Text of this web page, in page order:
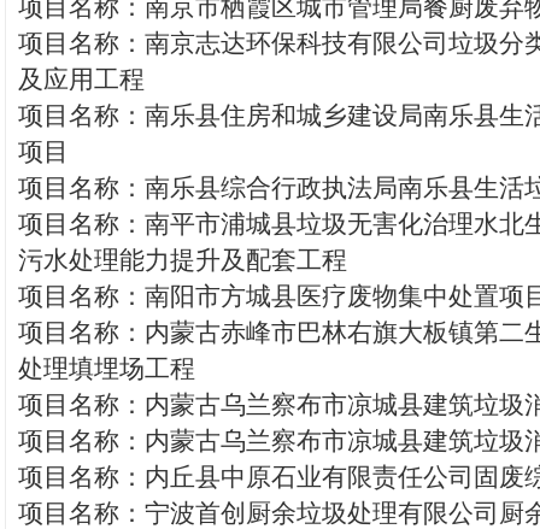
项目名称：南京市栖霞区城市管理局餐厨废弃
项目名称：南京志达环保科技有限公司垃圾分
及应用工程
项目名称：南乐县住房和城乡建设局南乐县生
项目
项目名称：南乐县综合行政执法局南乐县生活
项目名称：南平市浦城县垃圾无害化治理水北
污水处理能力提升及配套工程
项目名称：南阳市方城县医疗废物集中处置项
项目名称：内蒙古赤峰市巴林右旗大板镇第二
处理填埋场工程
项目名称：内蒙古乌兰察布市凉城县建筑垃圾
项目名称：内蒙古乌兰察布市凉城县建筑垃圾
项目名称：内丘县中原石业有限责任公司固废
项目名称：宁波首创厨余垃圾处理有限公司厨